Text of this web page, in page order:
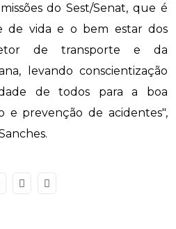
do Sest/Senat, que é
de vida e o bem estar dos
de transporte e da
levando conscientização
de todos para a boa
e prevenção de acidentes",